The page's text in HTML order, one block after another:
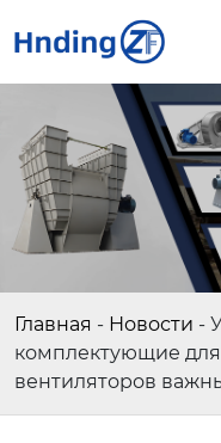
Главная - Новости -
комплектующие
вентиляторов